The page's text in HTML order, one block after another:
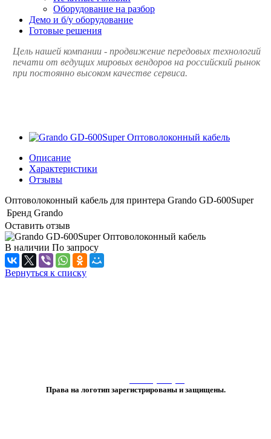
Оборудование на разбор
Демо и б/у оборудование
Готовые решения
Цель нашей компании - продвижение передовых технологий
печати от ведущих мировых вендоров на российский рынок
при постоянно высоком качестве сервиса.
Описание
Характеристики
Отзывы
Оптоволоконный кабель для принтера Grando GD-600Super
Бренд Grando
Оставить отзыв
В наличии По запросу
Вернуться к списку
Права на логотип зарегистрированы и защищены.